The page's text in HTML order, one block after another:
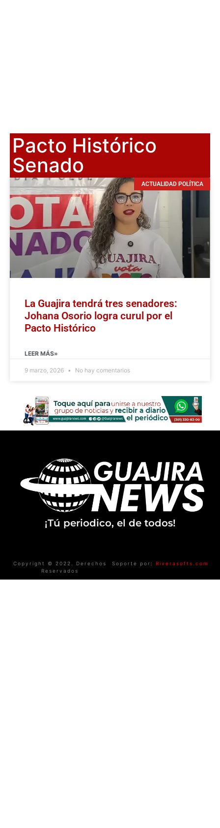
Pacto Histórico
Senado
ACTUALIDAD POLÍTICA
La Guajira tendrá tres senadores:
Johana Osorio logra curul por el
Pacto Histórico
LEER MÁS»
9 marzo, 2026 No hay comentarios
¡Tú periodico, el de todos!
Copyright © 2022. Derechos
Reservados
Soporte por: Riverasofts.com